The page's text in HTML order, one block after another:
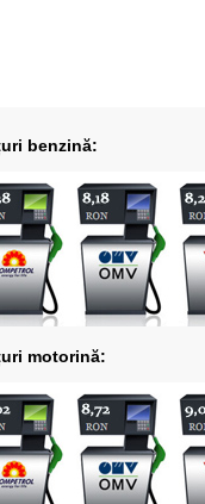
benzină:
motorină: